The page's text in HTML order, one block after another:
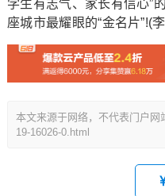
学生有志气、家长有信心”
座城市最耀眼的“金名片”!(
本文来源于网络，不代表门户
19-16026-0.html